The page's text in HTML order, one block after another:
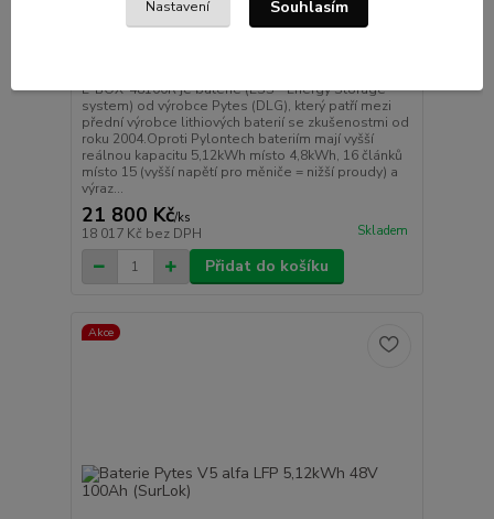
E-BOX-48100R je baterie (ESS - Energy Storage
system) od výrobce Pytes (DLG), který patří mezi
přední výrobce lithiových baterií se zkušenostmi od
roku 2004.Oproti Pylontech bateriím mají vyšší
reálnou kapacitu 5,12kWh místo 4,8kWh, 16 článků
místo 15 (vyšší napětí pro měniče = nižší proudy) a
výraz...
21 800 Kč/ks
18 017 Kč bez DPH Skladem
Přidat do košíku
Akce
Nastavení Souhlasím